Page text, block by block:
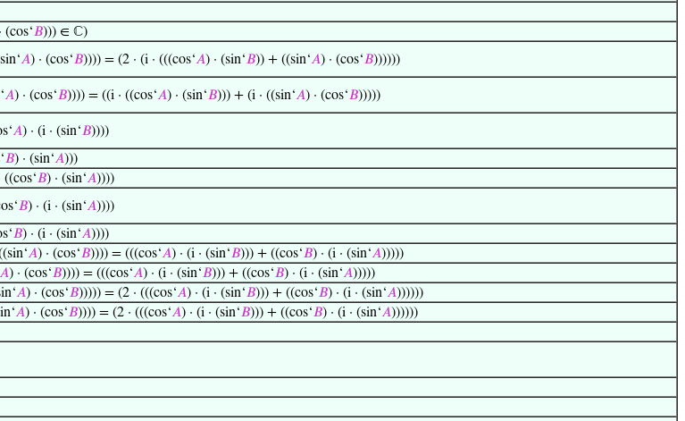
(cos‘𝐵))) ∈ ℂ)
𝐴) · (cos‘𝐵)))) = (2 · (i · (((cos‘𝐴) · (sin‘𝐵)) + ((sin‘𝐴) · (cos‘𝐵))))))
𝐴) · (cos‘𝐵)))) = ((i · ((cos‘𝐴) · (sin‘𝐵))) + (i · ((sin‘𝐴) · (cos‘𝐵)))))
𝐴) · (i · (sin‘𝐵))))
𝐵) · (sin‘𝐴)))
𝐵) · (sin‘𝐴))))
𝐵) · (i · (sin‘𝐴))))
𝐵) · (i · (sin‘𝐴))))
𝐴) · (cos‘𝐵)))) = (((cos‘𝐴) · (i · (sin‘𝐵))) + ((cos‘𝐵) · (i · (sin‘𝐴)))))
𝐴) · (cos‘𝐵)))) = (((cos‘𝐴) · (i · (sin‘𝐵))) + ((cos‘𝐵) · (i · (sin‘𝐴)))))
𝐴) · (cos‘𝐵))))) = (2 · (((cos‘𝐴) · (i · (sin‘𝐵))) + ((cos‘𝐵) · (i · (sin‘𝐴))))))
𝐴) · (cos‘𝐵)))) = (2 · (((cos‘𝐴) · (i · (sin‘𝐵))) + ((cos‘𝐵) · (i · (sin‘𝐴))))))